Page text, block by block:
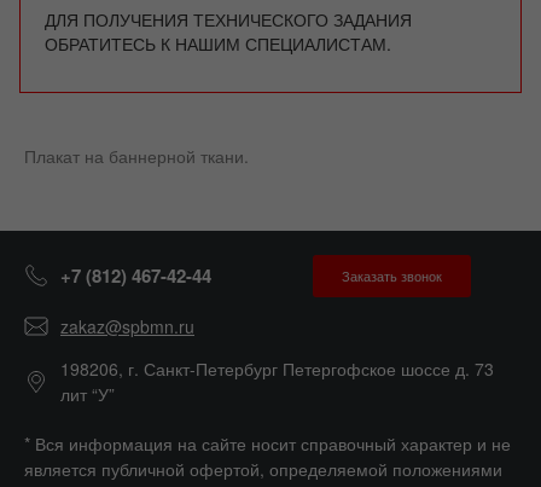
ДЛЯ ПОЛУЧЕНИЯ ТЕХНИЧЕСКОГО ЗАДАНИЯ
ОБРАТИТЕСЬ К НАШИМ СПЕЦИАЛИСТАМ.
Плакат на баннерной ткани.
+7 (812) 467-42-44 Заказать звонок
zakaz@spbmn.ru
198206, г. Санкт-Петербург Петергофское шоссе д. 73
лит “У”
* Вся информация на сайте носит справочный характер и не
является публичной офертой, определяемой положениями